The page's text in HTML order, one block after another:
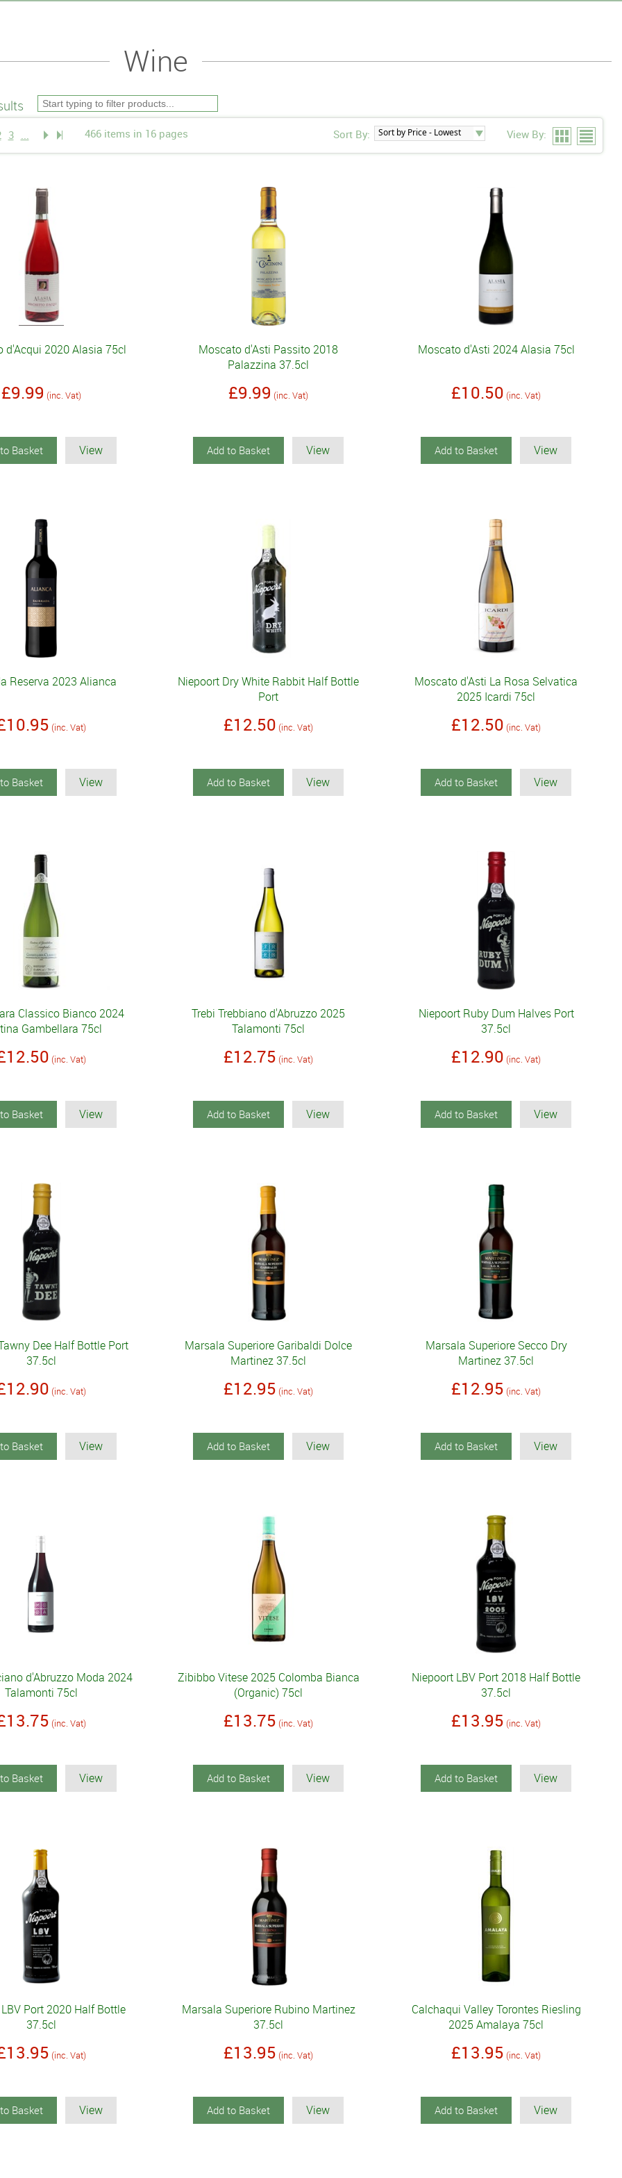
Wine
3 466 items in 16 pages Sort By: View By:
d'Acqui 2020 Alasia 75cl
£9.99 (inc. Vat)
Basket View
Moscato d'Asti Passito 2018
Palazzina 37.5cl
£9.99 (inc. Vat)
Add to Basket View
Moscato d'Asti 2024 Alasia 75cl
£10.50 (inc. Vat)
Add to Basket View
Reserva 2023 Alianca
(inc. Vat)
Basket View
Niepoort Dry White Rabbit Half Bottle
Port
£12.50 (inc. Vat)
Add to Basket View
Moscato d'Asti La Rosa Selvatica
2025 Icardi 75cl
£12.50 (inc. Vat)
Add to Basket View
Classico Bianco 2024
Gambellara 75cl
(inc. Vat)
Basket View
Trebi Trebbiano d'Abruzzo 2025
Talamonti 75cl
£12.75 (inc. Vat)
Add to Basket View
Niepoort Ruby Dum Halves Port
37.5cl
£12.90 (inc. Vat)
Add to Basket View
Dee Half Bottle Port
37.5cl
(inc. Vat)
Basket View
Marsala Superiore Garibaldi Dolce
Martinez 37.5cl
£12.95 (inc. Vat)
Add to Basket View
Marsala Superiore Secco Dry
Martinez 37.5cl
£12.95 (inc. Vat)
Add to Basket View
d'Abruzzo Moda 2024
Talamonti 75cl
(inc. Vat)
Basket View
Zibibbo Vitese 2025 Colomba Bianca
(Organic) 75cl
£13.75 (inc. Vat)
Add to Basket View
Niepoort LBV Port 2018 Half Bottle
37.5cl
£13.95 (inc. Vat)
Add to Basket View
Port 2020 Half Bottle
37.5cl
(inc. Vat)
Basket View
Marsala Superiore Rubino Martinez
37.5cl
£13.95 (inc. Vat)
Add to Basket View
Calchaqui Valley Torontes Riesling
2025 Amalaya 75cl
£13.95 (inc. Vat)
Add to Basket View